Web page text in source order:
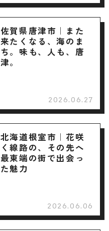
佐賀県唐津市｜また
来たくなる、海のま
ち。味も、人も、唐
津。
2026.06.27
北海道根室市｜花咲
く線路の、その先へ
最東端の街で出会っ
た魅力
2026.06.06